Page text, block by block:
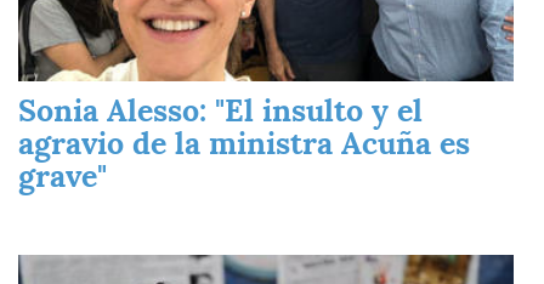
Sonia Alesso: "El insulto y el
agravio de la ministra Acuña es
grave"
Imagen